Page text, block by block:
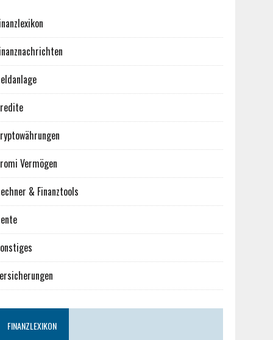
Vermögen
& Finanztools
FINANZLEXIKON